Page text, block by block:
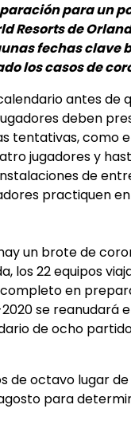
para un
Resorts de
fechas clave
los casos de
antes de
deben
tentativas, como
jugadores y
de
practiquen
un brote de
los 22 equipos
en
se reanudará
de ocho
de octavo lugar
para